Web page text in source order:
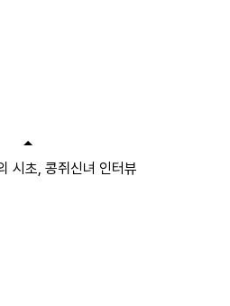
시초, 콩쥐신녀 인터뷰